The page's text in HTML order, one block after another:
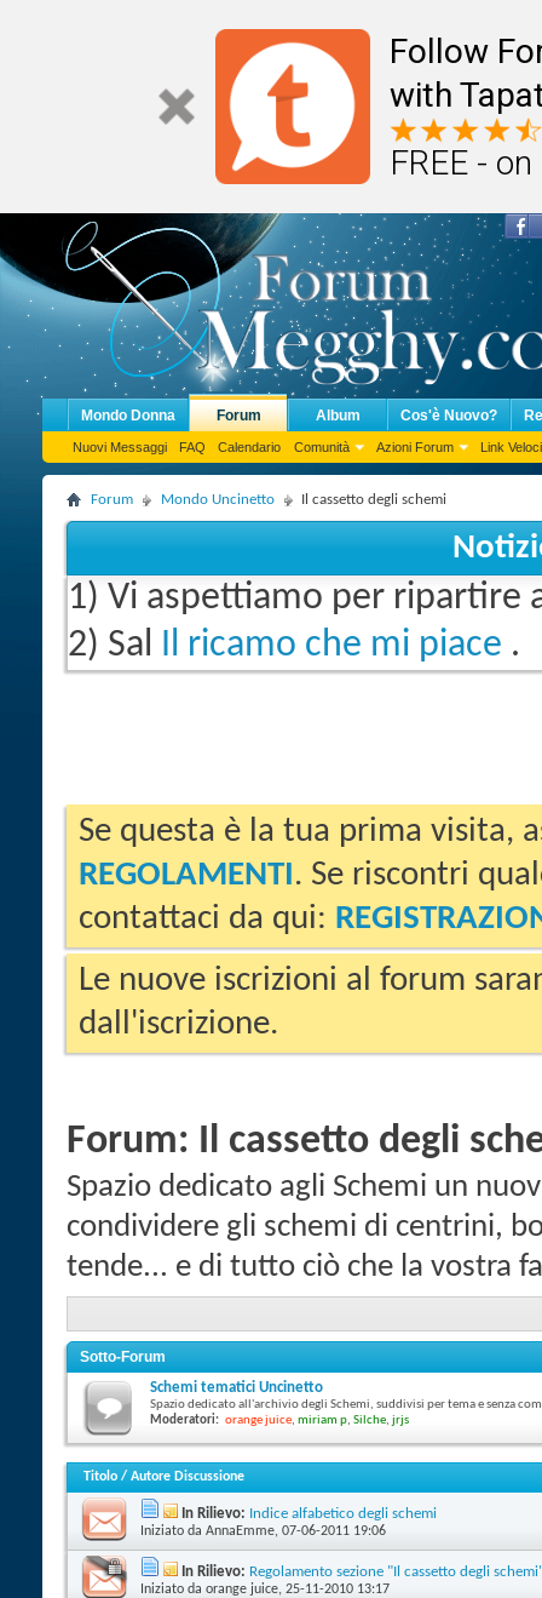
Follow
with
FREE -
Mondo Donna Forum
Nuovi Messaggi FAQ Calendario Comunità Azioni Forum Link Veloci
Album Cos'è Nuovo?
Forum Mondo Uncinetto Il cassetto degli schemi
1) Vi aspettiamo per ripartire
2) Sal Il ricamo che mi piace .
Se questa è la tua prima visita,
REGOLAMENTI. Se riscontri
contattaci da qui:
Le nuove iscrizioni al forum
dall'iscrizione.
Forum: Il cassetto degli
Spazio dedicato agli Schemi un
condividere gli schemi di centrini,
tende... e di tutto ciò che la vostra
Sotto-Forum
Schemi tematici Uncinetto
Spazio dedicato all'archivio degli Schemi, suddivisi per tema e senza
Moderatori: orange juice, miriam p, Silche, jrjs
Titolo / Autore Discussione
In Rilievo: Indice alfabetico degli schemi
Iniziato da AnnaEmme‎, 07-06-2011 19:06
In Rilievo: Regolamento sezione "Il cassetto degli
Iniziato da orange juice‎, 25-11-2010 13:17